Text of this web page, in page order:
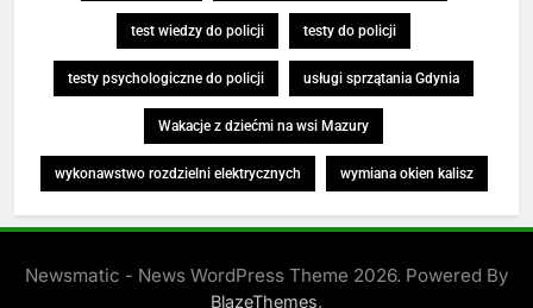
test wiedzy do policji testy do policji
testy psychologiczne do policji usługi sprzątania Gdynia
Wakacje z dziećmi na wsi Mazury
wykonawstwo rozdzielni elektrycznych wymiana okien kalisz
Newsmatic - News WordPress Theme 2026. Powered By
BlazeThemes.